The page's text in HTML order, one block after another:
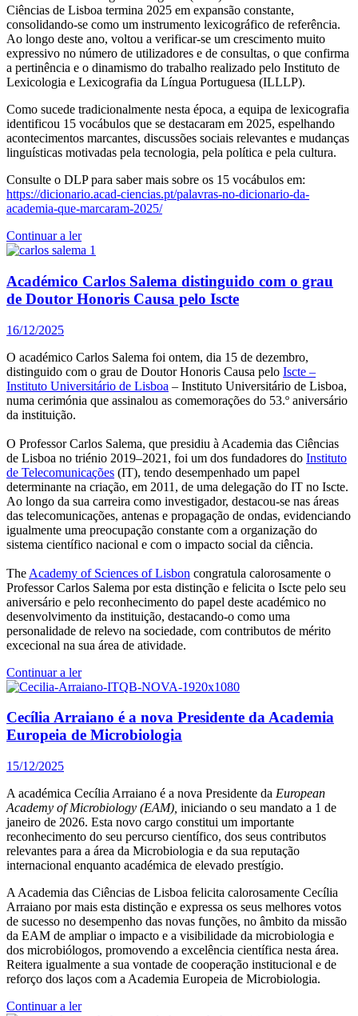
Ciências de Lisboa termina 2025 em expansão constante,
consolidando-se como um instrumento lexicográfico de referência.
Ao longo deste ano, voltou a verificar-se um crescimento muito
expressivo no número de utilizadores e de consultas, o que confirma
a pertinência e o dinamismo do trabalho realizado pelo Instituto de
Lexicologia e Lexicografia da Língua Portuguesa (ILLLP).
Como sucede tradicionalmente nesta época, a equipa de lexicografia
identificou 15 vocábulos que se destacaram em 2025, espelhando
acontecimentos marcantes, discussões sociais relevantes e mudanças
linguísticas motivadas pela tecnologia, pela política e pela cultura.
Consulte o DLP para saber mais sobre os 15 vocábulos em:
https://dicionario.acad-ciencias.pt/palavras-no-dicionario-da-
academia-que-marcaram-2025/
Continuar a ler
Académico Carlos Salema distinguido com o grau
de Doutor Honoris Causa pelo Iscte
16/12/2025
O académico Carlos Salema foi ontem, dia 15 de dezembro,
distinguido com o grau de Doutor Honoris Causa pelo Iscte –
Instituto Universitário de Lisboa – Instituto Universitário de Lisboa,
numa cerimónia que assinalou as comemorações do 53.º aniversário
da instituição.
O Professor Carlos Salema, que presidiu à Academia das Ciências
de Lisboa no triénio 2019–2021, foi um dos fundadores do Instituto
de Telecomunicações (IT), tendo desempenhado um papel
determinante na criação, em 2011, de uma delegação do IT no Iscte.
Ao longo da sua carreira como investigador, destacou-se nas áreas
das telecomunicações, antenas e propagação de ondas, evidenciando
igualmente uma preocupação constante com a organização do
sistema científico nacional e com o impacto social da ciência.
The Academy of Sciences of Lisbon congratula calorosamente o
Professor Carlos Salema por esta distinção e felicita o Iscte pelo seu
aniversário e pelo reconhecimento do papel deste académico no
desenvolvimento da instituição, destacando-o como uma
personalidade de relevo na sociedade, com contributos de mérito
excecional na sua área de atividade.
Continuar a ler
Cecília Arraiano é a nova Presidente da Academia
Europeia de Microbiologia
15/12/2025
A académica Cecília Arraiano é a nova Presidente da European
Academy of Microbiology (EAM), iniciando o seu mandato a 1 de
janeiro de 2026. Esta novo cargo constitui um importante
reconhecimento do seu percurso científico, dos seus contributos
relevantes para a área da Microbiologia e da sua reputação
internacional enquanto académica de elevado prestígio.
A Academia das Ciências de Lisboa felicita calorosamente Cecília
Arraiano por mais esta distinção e expressa os seus melhores votos
de sucesso no desempenho das novas funções, no âmbito da missão
da EAM de ampliar o impacto e a visibilidade da microbiologia e
dos microbiólogos, promovendo a excelência científica nesta área.
Reitera igualmente a sua vontade de cooperação institucional e de
reforço dos laços com a Academia Europeia de Microbiologia.
Continuar a ler